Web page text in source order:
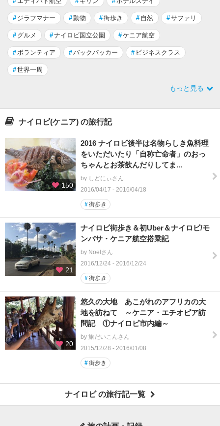
# ジラフマナー #動物 #街歩き # 自然 #サファリ
# グルメ #ナイロビ国立公園 #ケニア航空
#ボランティア #バックパッカー # ビジネスクラス
#世界一周
もっと見る
ナイロビ(ケニア) の旅行記
150
2016 ナイロビ後半は名物らしき魚料理
をいただいたり「自称亡命者」のおっ
ちゃんとお茶飲んだりしてま...
by しどにぃさん
2016/04/17 - 2016/04/18
#街歩き
21
ナイロビ街歩き＆初Uber＆ナイロビ/モ
ンバサ・ケニア航空搭乗記
by Noelさん
2016/12/24 - 2016/12/24
#街歩き
20
悠久の大地 あこがれのアフリカの大
地を訪ねて ～ケニア・エチオピア訪
問記 ①ナイロビ市内編～
by 旅だいこんさん
2015/12/28 - 2016/01/08
#街歩き
ナイロビ の旅行記一覧